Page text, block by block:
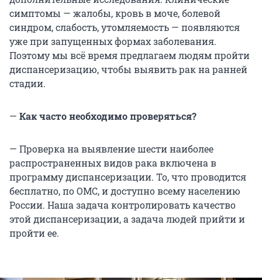
симптомы — жалобы, кровь в моче, болевой
синдром, слабость, утомляемость — появляются
уже при запущенных формах заболевания.
Поэтому мы всё время предлагаем людям пройти
диспансеризацию, чтобы выявить рак на ранней
стадии.
— Как часто необходимо проверяться?
— Проверка на выявление шести наиболее
распространенных видов рака включена в
программу диспансеризации. То, что проводится
бесплатно, по ОМС, и доступно всему населению
России. Наша задача контролировать качество
этой диспансеризации, а задача людей прийти и
пройти ее.